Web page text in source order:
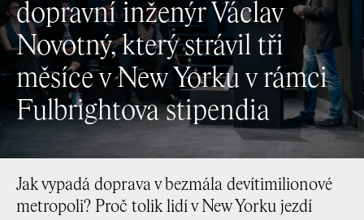
dopravní inženýr Václav
Novotný, který strávil tři
měsíce v New Yorku v rámci
Fulbrightova stipendia
Jak vypadá doprava v bezmála devítimilionové
metropoli? Proč tolik lidí v New Yorku jezdí